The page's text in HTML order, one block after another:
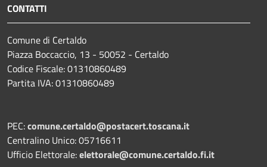
CONTATTI
Comune di Certaldo
Piazza Boccaccio, 13 - 50052 - Certaldo
Codice Fiscale: 01310860489
Partita IVA: 01310860489
PEC:comune.certaldo@postacert.toscana.it
Centralino Unico: 05716611
Ufficio Elettorale:elettorale@comune.certaldo.fi.it